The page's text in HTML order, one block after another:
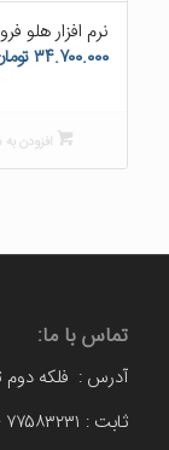
نرم افزار هلو فروشگاهی ۲
۳۴.۷۰۰.۰۰۰
افزودن
تماس با ما:
آدرس : فلکه دوم
ثابت : ۷۷۵۸۳۲۳۱ -۰۲۱۱۹